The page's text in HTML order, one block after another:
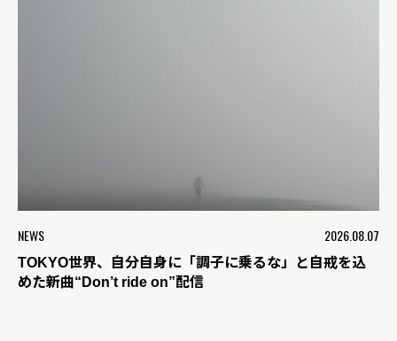
NEWS 2026.08.07
TOKYO世界、自分自身に「調子に乗るな」と自戒を込
めた新曲“Don’t ride on”配信